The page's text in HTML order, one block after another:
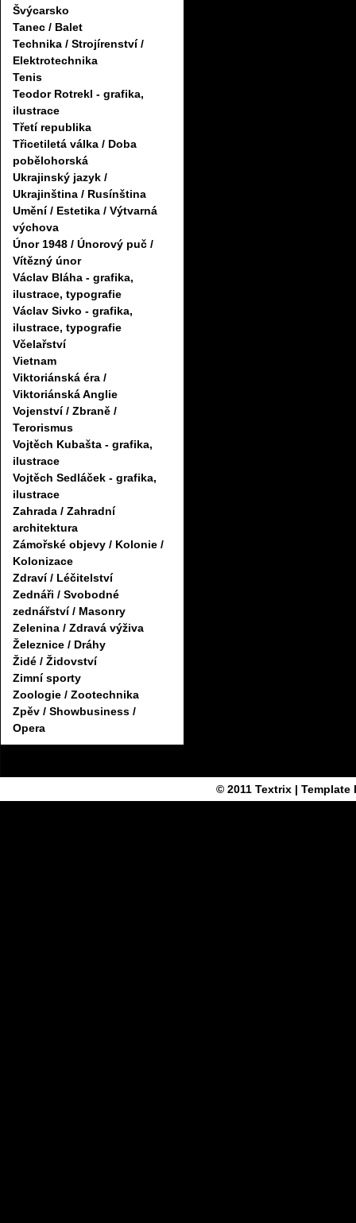
Švýcarsko
Tanec / Balet
Technika / Strojírenství /
Elektrotechnika
Tenis
Teodor Rotrekl - grafika,
ilustrace
Třetí republika
Třicetiletá válka / Doba
pobělohorská
Ukrajinský jazyk /
Ukrajinština / Rusínština
Umění / Estetika / Výtvarná
výchova
Únor 1948 / Únorový puč /
Vítězný únor
Václav Bláha - grafika,
ilustrace, typografie
Václav Sivko - grafika,
ilustrace, typografie
Včelařství
Vietnam
Viktoriánská éra /
Viktoriánská Anglie
Vojenství / Zbraně /
Terorismus
Vojtěch Kubašta - grafika,
ilustrace
Vojtěch Sedláček - grafika,
ilustrace
Zahrada / Zahradní
architektura
Zámořské objevy / Kolonie /
Kolonizace
Zdraví / Léčitelství
Zednáři / Svobodné
zednářství / Masonry
Zelenina / Zdravá výživa
Železnice / Dráhy
Židé / Židovství
Zimní sporty
Zoologie / Zootechnika
Zpěv / Showbusiness /
Opera
© 2011 Textrix| Template